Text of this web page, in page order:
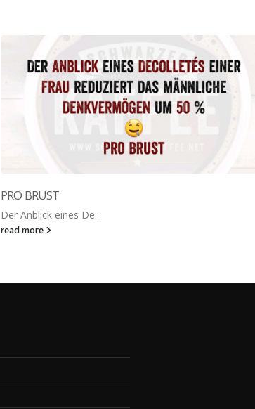
PRO BRUST
Der Anblick eines De...
read more